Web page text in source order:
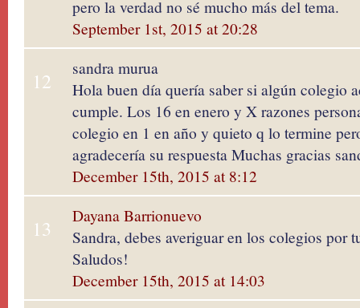
pero la verdad no sé mucho más del tema.
September 1st, 2015 at 20:28
12
sandra murua
Hola buen día quería saber si algún colegio
cumple. Los 16 en enero y X razones
colegio en 1 en año y quieto q lo termine
agradecería su respuesta Muchas gracias
December 15th, 2015 at 8:12
13
Dayana Barrionuevo
Sandra, debes averiguar en los colegios por
Saludos!
December 15th, 2015 at 14:03